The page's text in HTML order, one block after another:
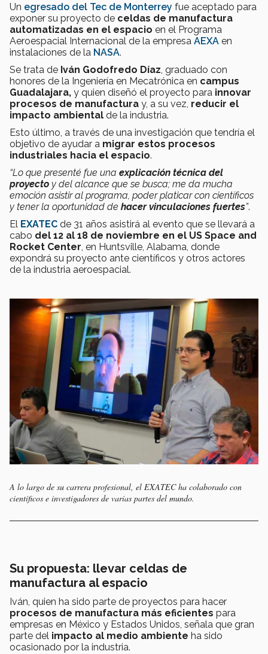
Un egresado del Tec de Monterrey fue aceptado para
exponer su proyecto de celdas de manufactura
automatizadas en el espacio en el Programa
Aeroespacial Internacional de la empresa AEXA en
instalaciones de la NASA.
Se trata de Iván Godofredo Díaz , graduado con
honores de la Ingeniería en Mecatrónica en campus
Guadalajara, y quien diseñó el proyecto para innovar
procesos de manufactura y, a su vez, reducir el
impacto ambiental de la industria.
Esto último, a través de una investigación que tendría el
objetivo de ayudar a migrar estos procesos
industriales hacia el espacio.
“Lo que presenté fue una explicación técnica del
proyecto y del alcance que se busca; me da mucha
emoción asistir al programa, poder platicar con científicos
y tener la oportunidad de hacer vinculaciones fuertes”.
El EXATEC de 31 años asistirá al evento que se llevará a
cabo del 12 al 18 de noviembre en el US Space and
Rocket Center , en Huntsville, Alabama, donde
expondrá su proyecto ante científicos y otros actores
de la industria aeroespacial.
A lo largo de su carrera profesional, el EXATEC ha colaborado con
científicos e investigadores de varias partes del mundo.
Su propuesta: llevar celdas de
manufactura al espacio
Iván, quien ha sido parte de proyectos para hacer
procesos de manufactura más eficientes para
empresas en México y Estados Unidos, señala que gran
parte del impacto al medio ambiente ha sido
ocasionado por la industria.